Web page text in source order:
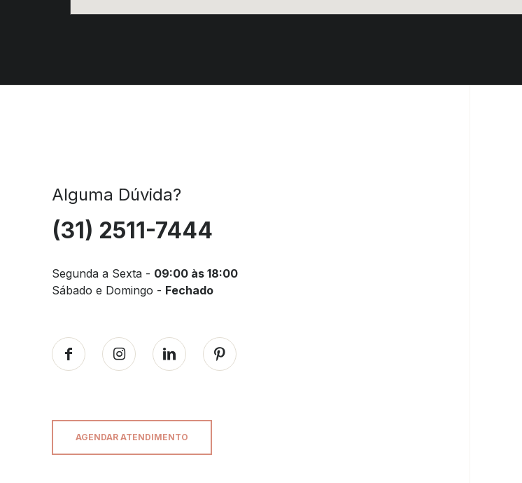
Alguma Dúvida?
(31) 2511-7444
Segunda a Sexta - 09:00 às 18:00
Sábado e Domingo - Fechado
AGENDAR ATENDIMENTO